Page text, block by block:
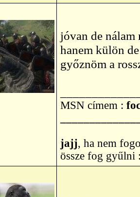
jóvan de nálam
hanem külön
győznöm a
MSN címem :
jajj, ha nem
össze fog gyűlni